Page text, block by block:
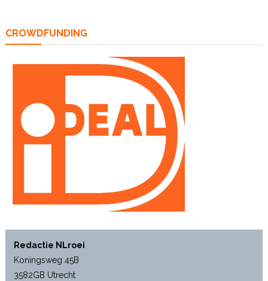
CROWDFUNDING
Redactie NLroei
Koningsweg 45B
3582GB Utrecht